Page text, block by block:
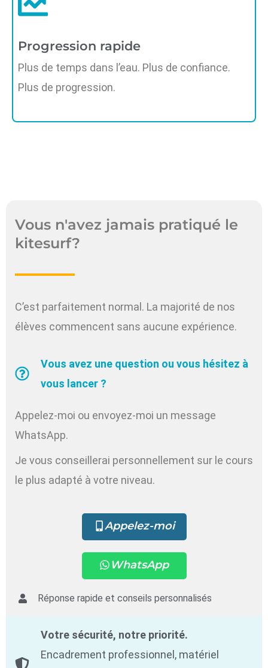
Progression rapide
Plus de temps dans l’eau. Plus de confiance.
Plus de progression.
Vous n'avez jamais pratiqué le
kitesurf?
C’est parfaitement normal. La majorité de nos
élèves commencent sans aucune expérience.
Vous avez une question ou vous hésitez à
vous lancer ?
Appelez-moi ou envoyez-moi un message
WhatsApp.
Je vous conseillerai personnellement sur le cours
le plus adapté à votre niveau.
Appelez-moi
WhatsApp
Réponse rapide et conseils personnalisés
Votre sécurité, notre priorité.
Encadrement professionnel, matériel